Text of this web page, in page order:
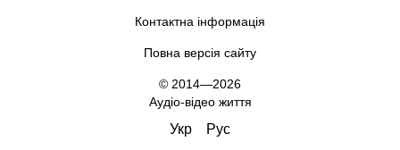
Контактна інформація
Повна версія сайту
© 2014—2026
Аудіо-відео життя
Укр Рус